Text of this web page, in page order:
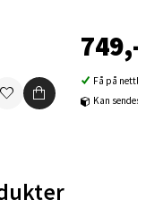
749,-
Få på nettlager
Kan sendes til